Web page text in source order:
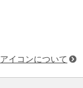
アイコンについて